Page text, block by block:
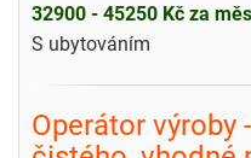
32900 - 45250 Kč za
S ubytováním
Operátor výroby